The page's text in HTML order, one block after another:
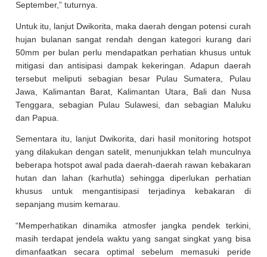
September,” tuturnya.
Untuk itu, lanjut Dwikorita, maka daerah dengan potensi curah
hujan bulanan sangat rendah dengan kategori kurang dari
50mm per bulan perlu mendapatkan perhatian khusus untuk
mitigasi dan antisipasi dampak kekeringan. Adapun daerah
tersebut meliputi sebagian besar Pulau Sumatera, Pulau
Jawa, Kalimantan Barat, Kalimantan Utara, Bali dan Nusa
Tenggara, sebagian Pulau Sulawesi, dan sebagian Maluku
dan Papua.
Sementara itu, lanjut Dwikorita, dari hasil monitoring hotspot
yang dilakukan dengan satelit, menunjukkan telah munculnya
beberapa hotspot awal pada daerah-daerah rawan kebakaran
hutan dan lahan (karhutla) sehingga diperlukan perhatian
khusus untuk mengantisipasi terjadinya kebakaran di
sepanjang musim kemarau.
“Memperhatikan dinamika atmosfer jangka pendek terkini,
masih terdapat jendela waktu yang sangat singkat yang bisa
dimanfaatkan secara optimal sebelum memasuki peride